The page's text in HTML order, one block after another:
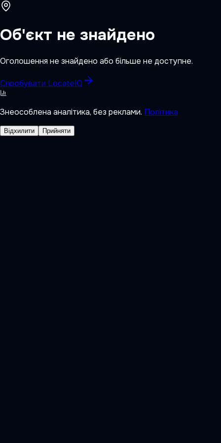
Об'єкт не знайдено
Оголошення не знайдено або більше не доступне.
Спробувати LocateIQ
Знеособлена аналітика, без реклами. Політика
Відхилити Прийняти